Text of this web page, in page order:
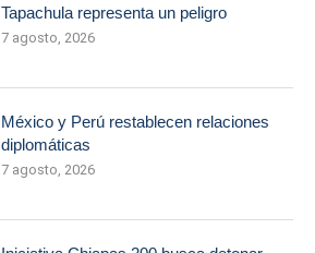
Tapachula representa un peligro
7 agosto, 2026
México y Perú restablecen relaciones
diplomáticas
7 agosto, 2026